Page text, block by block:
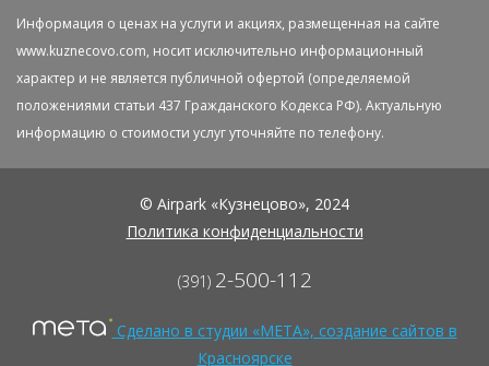
Информация о ценах на услуги и акциях, размещенная на сайте
www.kuznecovo.com, носит исключительно информационный
характер и не является публичной офертой (определяемой
положениями статьи 437 Гражданского Кодекса РФ). Актуальную
информацию о стоимости услуг уточняйте по телефону.
© Airpark «Кузнецово», 2024
Политика конфиденциальности
(391) 2-500-112
Сделано в студии «МЕТА», создание сайтов в
Красноярске